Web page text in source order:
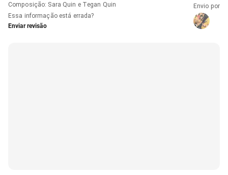
Composição: Sara Quin e Tegan Quin
Essa informação está errada?
Enviar revisão
Envio por